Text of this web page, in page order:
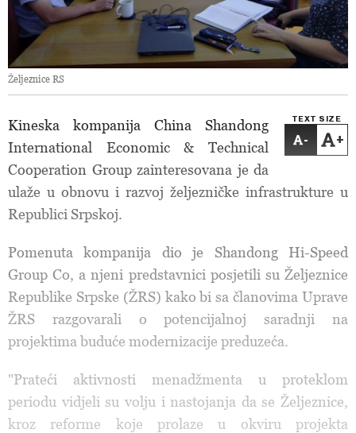
Željeznice RS
TEXT SIZE
- +
Kineska kompanija China Shandong
International Economic & Technical
Cooperation Group zainteresovana je da
ulaže u obnovu i razvoj željezničke infrastrukture u
Republici Srpskoj.
Pomenuta kompanija dio je Shandong Hi-Speed
Group Co, a njeni predstavnici posjetili su Željeznice
Republike Srpske (ŽRS) kako bi sa članovima Uprave
ŽRS razgovarali o potencijalnoj saradnji na
projektima buduće modernizacije preduzeća.
"Prateći aktivnosti menadžmenta u proteklom
periodu vidjeli su volju i nastojanja da se Željeznice,
kroz reforme koje prolaze u okviru projekta